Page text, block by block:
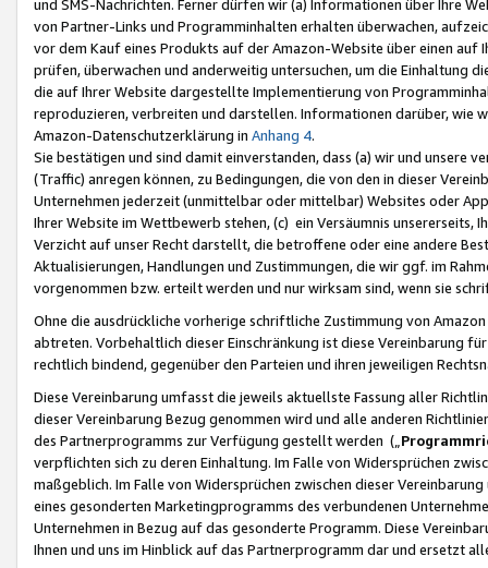
und SMS-Nachrichten. Ferner dürfen wir (a) Informationen über Ihre
von Partner-Links und Programminhalten erhalten überwachen,
vor dem Kauf eines Produkts auf der Amazon-Website über einen
prüfen, überwachen und anderweitig untersuchen, um die Einhaltung
die auf Ihrer Website dargestellte Implementierung von
reproduzieren, verbreiten und darstellen. Informationen darüber, wie
Amazon-Datenschutzerklärung in Anhang 4.
Sie bestätigen und sind damit einverstanden, dass (a) wir und
(Traffic) anregen können, zu Bedingungen, die von den in dieser
Unternehmen jederzeit (unmittelbar oder mittelbar) Websites oder
Ihrer Website im Wettbewerb stehen, (c) ein Versäumnis unsererseits,
Verzicht auf unser Recht darstellt, die betroffene oder eine andere
Aktualisierungen, Handlungen und Zustimmungen, die wir ggf. im
vorgenommen bzw. erteilt werden und nur wirksam sind, wenn sie
Ohne die ausdrückliche vorherige schriftliche Zustimmung von
abtreten. Vorbehaltlich dieser Einschränkung ist diese Vereinbarung
rechtlich bindend, gegenüber den Parteien und ihren jeweiligen
Diese Vereinbarung umfasst die jeweils aktuellste Fassung aller
dieser Vereinbarung Bezug genommen wird und alle anderen
des Partnerprogramms zur Verfügung gestellt werden („
verpflichten sich zu deren Einhaltung. Im Falle von Widersprüchen
maßgeblich. Im Falle von Widersprüchen zwischen dieser
eines gesonderten Marketingprogramms des verbundenen
Unternehmen in Bezug auf das gesonderte Programm. Diese
Ihnen und uns im Hinblick auf das Partnerprogramm dar und ersetzt